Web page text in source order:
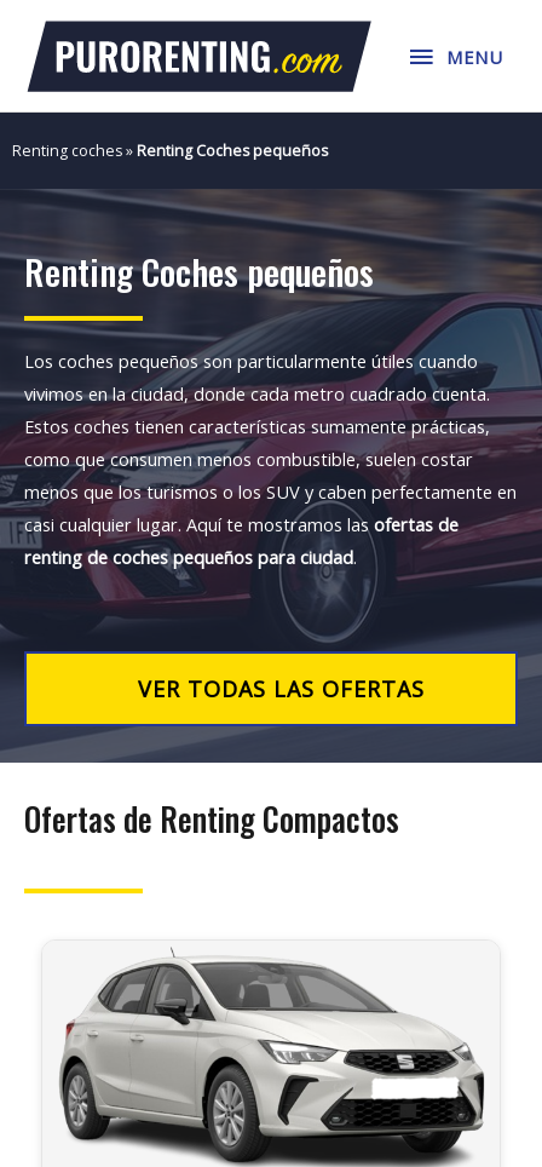
contenido
MENU
MENU
Renting coches»Renting Coches pequeños
Renting Coches pequeños
Los coches pequeños son particularmente útiles cuando
vivimos en la ciudad, donde cada metro cuadrado cuenta.
Estos coches tienen características sumamente prácticas,
como que consumen menos combustible, suelen costar
menos que los turismos o los SUV y caben perfectamente en
casi cualquier lugar. Aquí te mostramos las ofertas de
renting de cochespequeños para ciudad.
VER TODAS LAS OFERTAS
Ofertas de Renting Compactos